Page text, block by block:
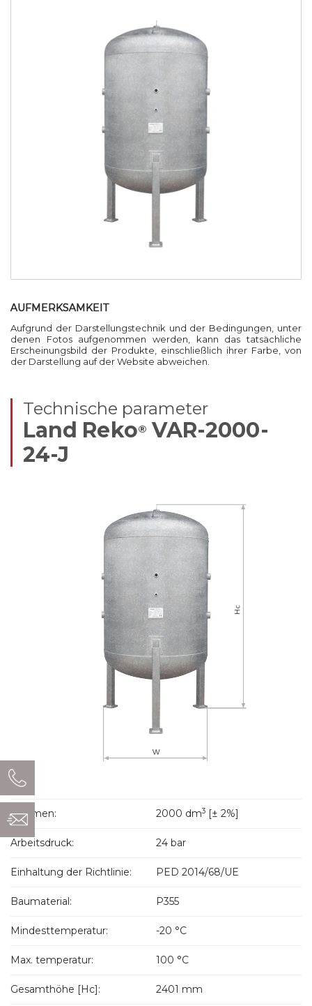
AUFMERKSAMKEIT
Aufgrund der Darstellungstechnik und der Bedingungen, unter
denen Fotos aufgenommen werden, kann das tatsächliche
Erscheinungsbild der Produkte, einschließlich ihrer Farbe, von
der Darstellung auf der Website abweichen.
Technische parameter
Land Reko® VAR-2000-
24-J
Volumen: 2000 dm3 [± 2%]
Arbeitsdruck: 24 bar
Einhaltung der Richtlinie: PED 2014/68/UE
Baumaterial: P355
Mindesttemperatur: -20 °C
Max. temperatur: 100 °C
Gesamthöhe [Hc]: 2401 mm